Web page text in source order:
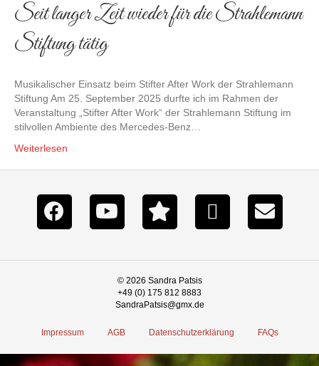
Seit langer Zeit wieder für die Strahlemann
Stiftung tätig
Musikalischer Einsatz beim Stifter After Work der Strahlemann
Stiftung Am 25. September 2025 durfte ich im Rahmen der
Veranstaltung „Stifter After Work“ der Strahlemann Stiftung im
stilvollen Ambiente des Mercedes-Benz…
Weiterlesen
© 2026 Sandra Patsis
+49 (0) 175 812 8883
SandraPatsis@gmx.de
Impressum AGB Datenschutzerklärung FAQs